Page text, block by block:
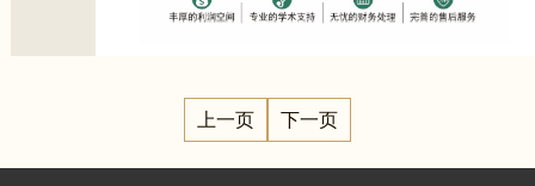
上一页 下一页